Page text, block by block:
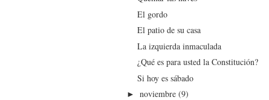
El gordo
El patio de su casa
La izquierda inmaculada
¿Qué es para usted la Constitución?
Si hoy es sábado
►noviembre(9)